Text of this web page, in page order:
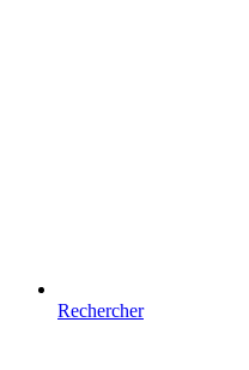
Rechercher